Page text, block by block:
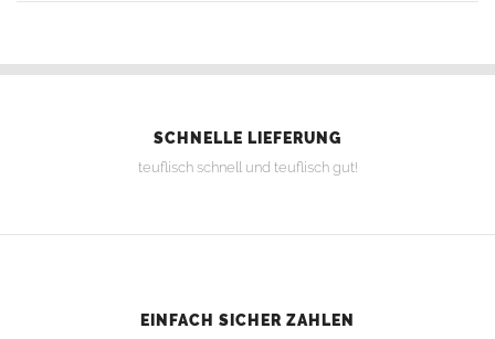
SCHNELLE LIEFERUNG
teuflisch schnell und teuflisch gut!
EINFACH SICHER ZAHLEN